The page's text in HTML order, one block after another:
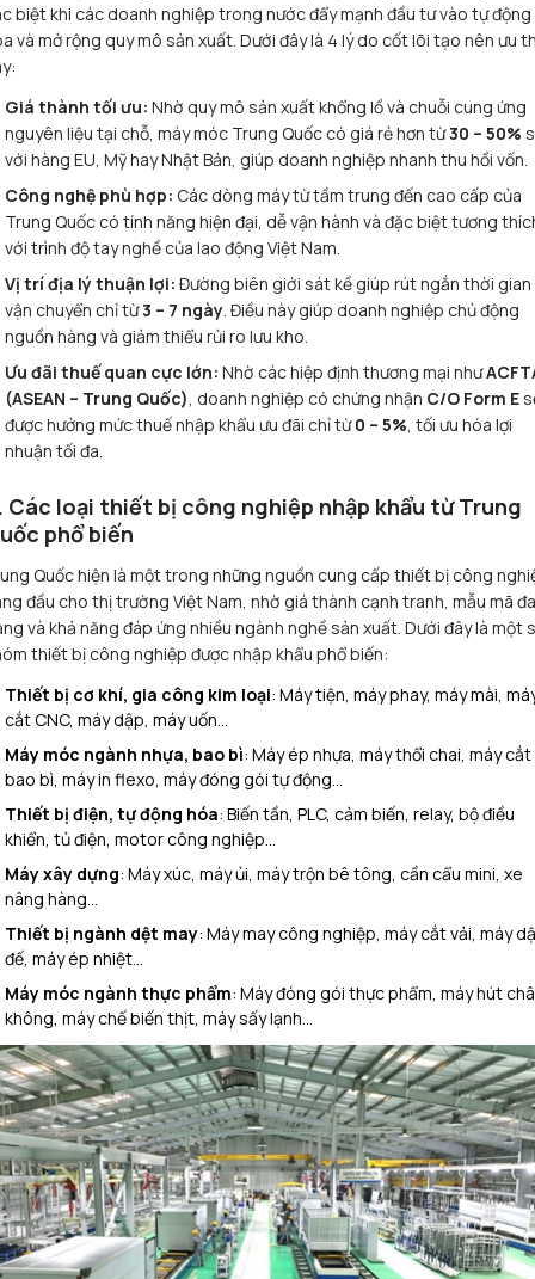
biệt khi các doanh nghiệp trong nước đẩy mạnh đầu tư vào tự động
và mở rộng quy mô sản xuất. Dưới đây là 4 lý do cốt lõi tạo nên ưu
Giá thành tối ưu: Nhờ quy mô sản xuất khổng lồ và chuỗi cung ứng
nguyên liệu tại chỗ, máy móc Trung Quốc có giá rẻ hơn từ30 – 50%
với hàng EU, Mỹ hay Nhật Bản, giúp doanh nghiệp nhanh thu hồi vốn.
Công nghệ phù hợp: Các dòng máy từ tầm trung đến cao cấp của
Trung Quốc có tính năng hiện đại, dễ vận hành và đặc biệt tương
với trình độ tay nghề của lao động Việt Nam.
Vị trí địa lý thuận lợi: Đường biên giới sát kề giúp rút ngắn thời gian
vận chuyển chỉ từ3 – 7 ngày. Điều này giúp doanh nghiệp chủ động
nguồn hàng và giảm thiểu rủi ro lưu kho.
Ưu đãi thuế quan cực lớn: Nhờ các hiệp định thương mại như
(ASEAN – Trung Quốc), doanh nghiệp có chứng nhận C/O Form E
được hưởng mức thuế nhập khẩu ưu đãi chỉ từ0 – 5%, tối ưu hóa lợi
nhuận tối đa.
Các loại thiết bị công nghiệp nhập khẩu từ Trung
phổ biến
Quốc hiện là một trong những nguồn cung cấp thiết bị công
đầu cho thị trường Việt Nam, nhờ giá thành cạnh tranh, mẫu mã đa
và khả năng đáp ứng nhiều ngành nghề sản xuất. Dưới đây là một
thiết bị công nghiệp được nhập khẩu phổ biến:
Thiết bị cơ khí, gia công kim loại: Máy tiện, máy phay, máy mài,
cắt CNC, máy dập, máy uốn…
Máy móc ngành nhựa, bao bì: Máy ép nhựa, máy thổi chai, máy cắt
bao bì, máy in flexo, máy đóng gói tự động…
Thiết bị điện, tự động hóa: Biến tần, PLC, cảm biến, relay, bộ điều
khiển, tủ điện, motor công nghiệp…
Máy xây dựng: Máy xúc, máy ủi, máy trộn bê tông, cần cẩu mini, xe
nâng hàng…
Thiết bị ngành dệt may: Máy may công nghiệp, máy cắt vải, máy
đế, máy ép nhiệt…
Máy móc ngành thực phẩm: Máy đóng gói thực phẩm, máy hút
không, máy chế biến thịt, máy sấy lạnh…